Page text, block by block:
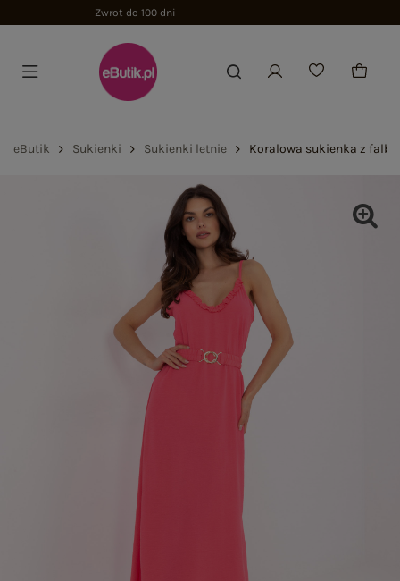
eButik Sukienki Sukienki letnie Koralowa sukienka z